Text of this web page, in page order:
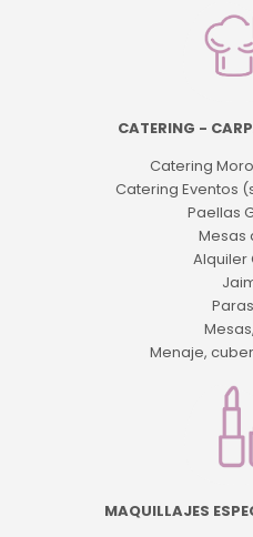
CATERING -
Catering
Catering Eventos
Paellas
Mesas
Alquiler
Menaje,
MAQUILLAJES